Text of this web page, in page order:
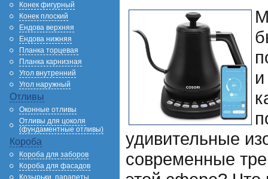
Конек фигурный
Конек плоский
Ендова верхняя
Ендова нижняя
Планка торцевая
Планка карнизная
Угол внутренний
Угол наружный
Отливы
Оконные отливы
Отливы для цоколя
(фундаментные отливы)
Короба
Короба для заборов
Короба для фасадов
Козырьки, парапеты
удивительные
современные